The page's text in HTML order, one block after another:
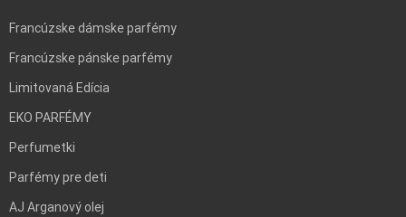
Francúzske dámske parfémy
Francúzske pánske parfémy
Limitovaná Edícia
EKO PARFÉMY
Perfumetki
Parfémy pre deti
AJ Arganový olej